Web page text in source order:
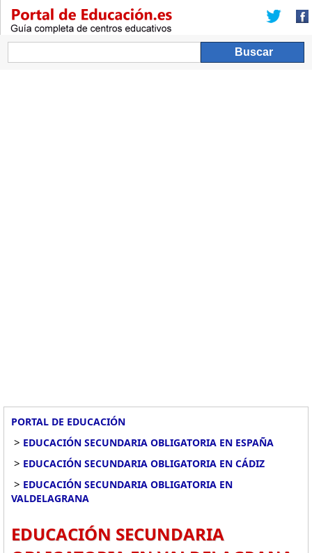
PORTAL DE EDUCACIÓN
> EDUCACIÓN SECUNDARIA OBLIGATORIA EN ESPAÑA
> EDUCACIÓN SECUNDARIA OBLIGATORIA EN CÁDIZ
> EDUCACIÓN SECUNDARIA OBLIGATORIA EN
VALDELAGRANA
EDUCACIÓN SECUNDARIA